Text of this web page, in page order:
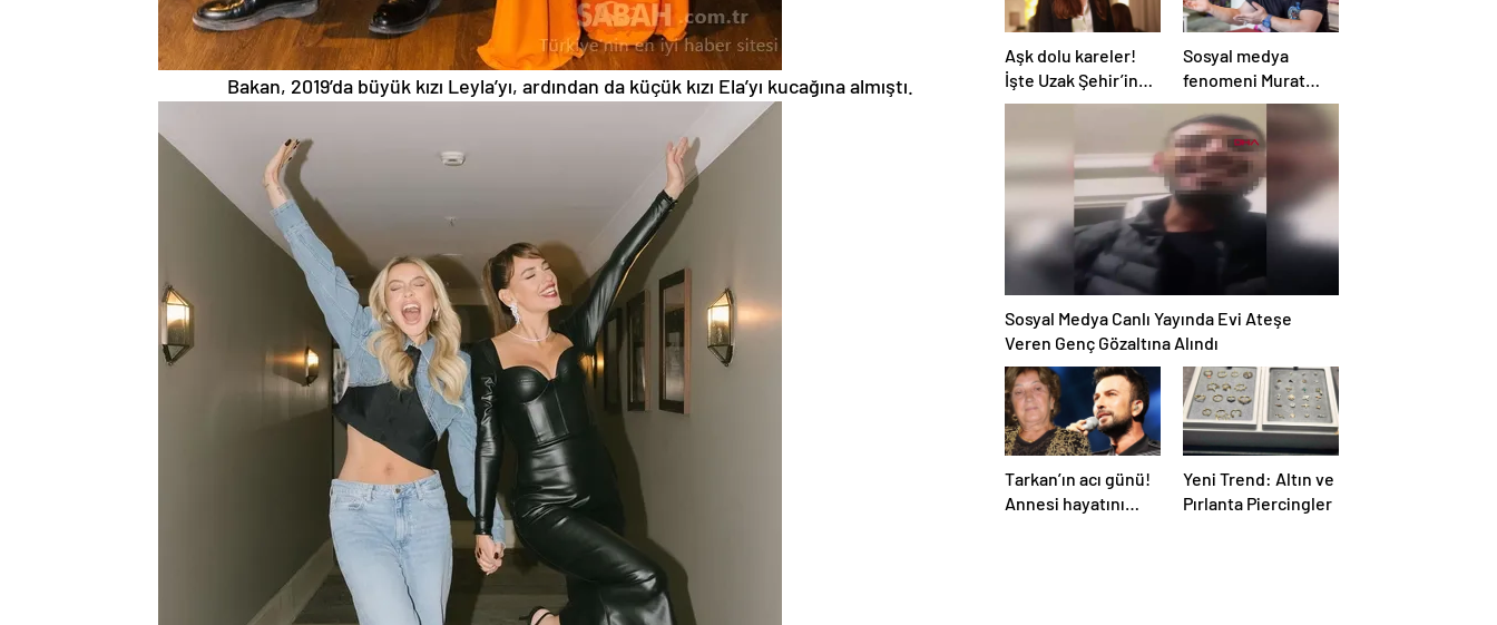
Bakan, 2019’da büyük kızı Leyla’yı, ardından da küçük kızı Ela’yı kucağına almıştı.
Aşk dolu kareler!
İşte Uzak Şehir’in
Alya’sı Sinem
hayattaki sevgilisi
Sosyal medya
fenomeni Murat
Övüç’ün hapsi
isteniyor
Sosyal Medya Canlı Yayında Evi Ateşe
Veren Genç Gözaltına Alındı
Tarkan’ın acı günü!
Annesi hayatını
Yeni Trend: Altın ve
Pırlanta Piercingler